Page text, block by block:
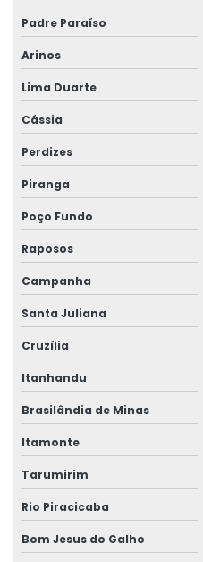
Padre Paraíso
Arinos
Lima Duarte
Cássia
Perdizes
Piranga
Poço Fundo
Raposos
Campanha
Santa Juliana
Cruzília
Itanhandu
Brasilândia de Minas
Itamonte
Tarumirim
Rio Piracicaba
Bom Jesus do Galho